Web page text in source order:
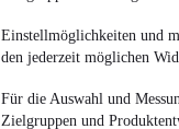
Einstellmöglichkeiten und
den jederzeit möglichen
Für die Auswahl und
Zielgruppen und